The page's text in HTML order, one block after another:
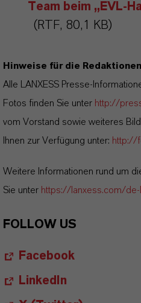
Team beim „EVL-
(RTF, 80,1 KB)
Hinweise für die
Alle LANXESS Presse-
Fotos finden Sie unter http://
vom Vorstand sowie weiteres
Ihnen zur Verfügung unter: http://
Weitere Informationen rund um
Sie unter https://lanxess.com/
FOLLOW US
Facebook
LinkedIn